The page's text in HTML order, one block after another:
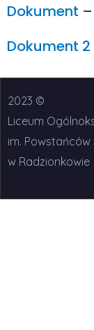
Dokument
Dokument 2
2023 ©
Liceum
im. Powstańców
w Radzionkowie